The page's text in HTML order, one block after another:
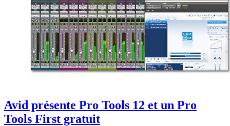
Avid présente Pro Tools 12 et un Pro
Tools First gratuit